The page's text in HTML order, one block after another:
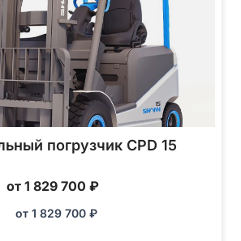
погрузчик CPD 15
от 1 829 700 ₽
от 1 829 700 ₽